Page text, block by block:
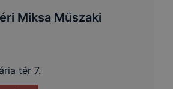
Miksa Műszaki
tér 7.